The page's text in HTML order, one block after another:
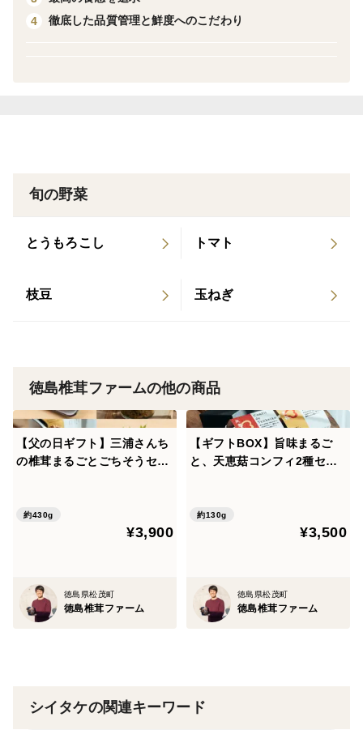
大切な方への贈り物にも最適です。
そんな想いから、東京から徳島に移住し、この椎茸栽培
4
徹底した品質管理と鮮度へのこだわり
旬の野菜
とうもろこし トマト
枝豆 玉ねぎ
徳島椎茸ファームの他の商品
【父の日ギフト】三浦さんち
の椎茸まるごとごちそうセッ
約430g
¥3,900
徳島県松茂町
徳島椎茸ファーム
【ギフトBOX】旨味まるご
と、天恵菇コンフィ2種セッ
約130g
¥3,500
徳島県松茂町
徳島椎茸ファーム
シイタケの関連キーワード